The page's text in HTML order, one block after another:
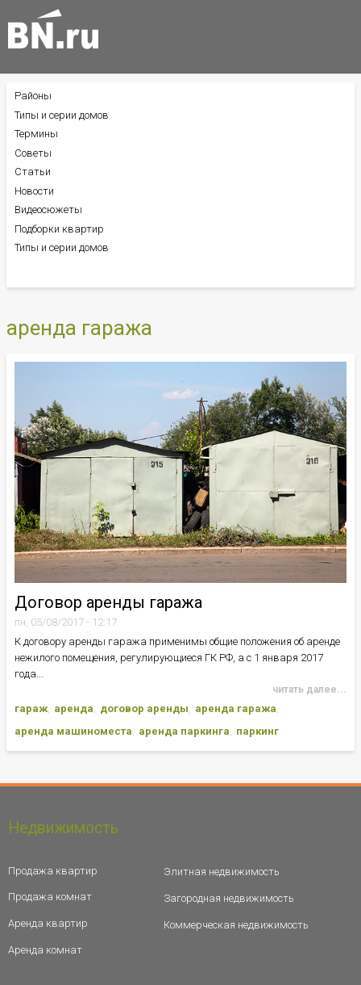
аренда гаража
Договор аренды гаража
пн, 05/08/2017 - 12:17
К договору аренды гаража применимы общие положения об аренде
нежилого помещения, регулирующиеся ГК РФ, а с 1 января 2017
года...
читать далее...
гараж аренда договор аренды
аренда гаража
аренда машиноместа
аренда паркинга паркинг
БОКОВОЕ
МЕНЮ
Районы
Типы и серии домов
Термины
Советы
Статьи
Новости
Видеосюжеты
Подборки квартир
Типы и серии домов
Недвижимость
Продажа квартир
Продажа комнат
Аренда квартир
Аренда комнат
Элитная недвижимость
Загородная недвижимость
Коммерческая недвижимость